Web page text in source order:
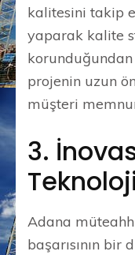
kalitesini takip
yaparak kalite
projenin uzun
müşteri
3.
Adana
başarısının bir